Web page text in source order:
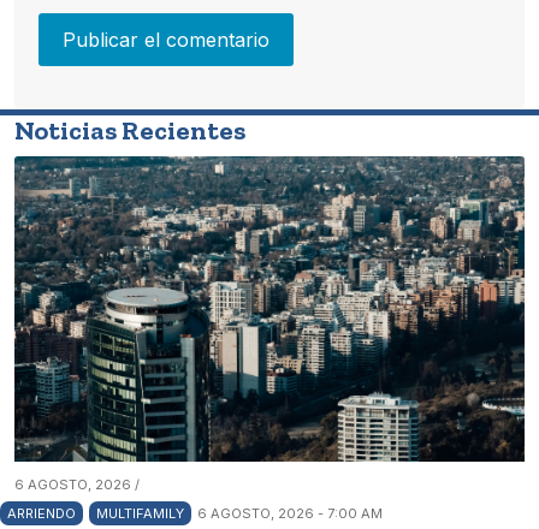
Noticias Recientes
6 AGOSTO, 2026 /
ARRIENDO
MULTIFAMILY 6 AGOSTO, 2026 - 7:00 AM